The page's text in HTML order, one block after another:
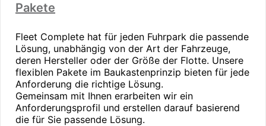
Pakete
Fleet Complete hat für jeden Fuhrpark die passende
Lösung, unabhängig von der Art der Fahrzeuge,
deren Hersteller oder der Größe der Flotte. Unsere
flexiblen Pakete im Baukastenprinzip bieten für jede
Anforderung die richtige Lösung.
Gemeinsam mit Ihnen erarbeiten wir ein
Anforderungsprofil und erstellen darauf basierend
die für Sie passende Lösung.